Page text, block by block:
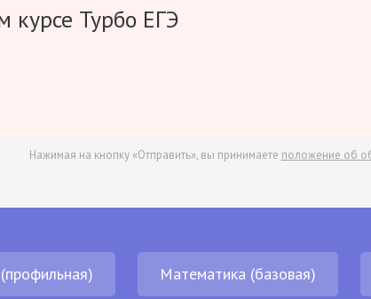
курсе Турбо ЕГЭ
Нажимая на кнопку «Отправить», вы принимаете положение об
Математика (базовая)